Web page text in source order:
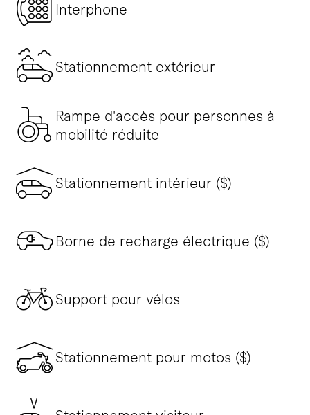
Interphone
Stationnement extérieur
Rampe d'accès pour personnes à
mobilité réduite
Stationnement intérieur ($)
Borne de recharge électrique ($)
Support pour vélos
Stationnement pour motos ($)